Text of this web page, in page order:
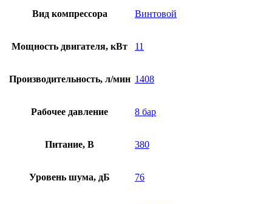
Вид компрессора Винтовой
Мощность двигателя, кВт 11
Производительность, л/мин 1408
Рабочее давление 8 бар
Питание, В 380
Уровень шума, дБ 76